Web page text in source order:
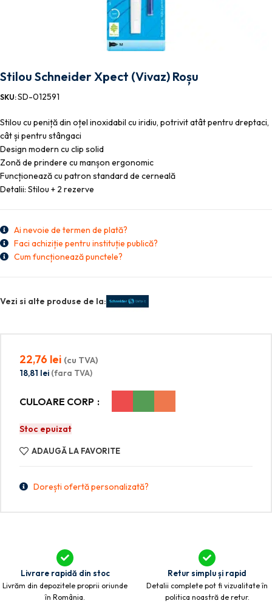
Stilou Schneider Xpect (Vivaz) Roșu
SKU:SD-012591
Stilou cu peniță din oțel inoxidabil cu iridiu, potrivit atât pentru dreptaci,
cât și pentru stângaci
Design modern cu clip solid
Zonă de prindere cu manșon ergonomic
Funcționează cu patron standard de cerneală
Detalii: Stilou + 2 rezerve
Ai nevoie de termen de plată?
Faci achiziție pentru instituție publică?
Cum funcționează punctele?
Vezi si alte produse de la:
22,76 lei (cu TVA)
18,81 lei (fara TVA)
CULOARE CORP
Stoc epuizat
ADAUGĂ LA FAVORITE
Dorești ofertă personalizată?
Livrare rapidă din stoc
Livrăm din depozitele proprii oriunde
în România.
Retur simplu și rapid
Detalii complete pot fi vizualitate în
politica noastră de retur.